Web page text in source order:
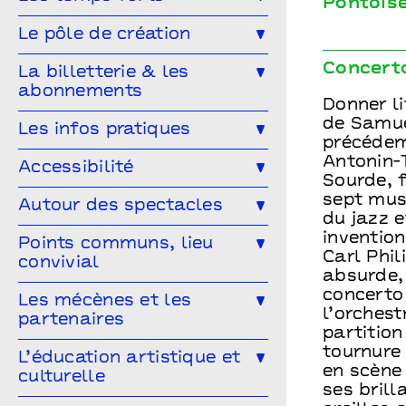
Cirque Magie Espace public
Projet participatif
En famille Ateliers
Génération(s) - Saison #9
Projet participatif : Deblozay
Le pôle de création
Ailleurs & Ici • PIPD
Artistes en résidence 2024-2027
Résidences précédentes
La billetterie & les
abonnements
Comment réserver ? Les tarifs
Vous venez en groupe ?
Les infos pratiques
Venir à Points communs
Hors-les-murs
Accessibilité
L’accessibilité pour tous·tes !
sociale ?
Autour des spectacles
Les ateliers de pratique
Les Conversations
Visitez les théâtres
Points communs, lieu
convivial
Le Mélangeur
Le Service garderie
Les mécènes et les
partenaires
Devenir mécène
Cultivons nos points communs
L’éducation artistique et
culturelle
Donner
de
Antonin-
Sourde,
sept
du jazz
Carl
partition
tournure
en
ses